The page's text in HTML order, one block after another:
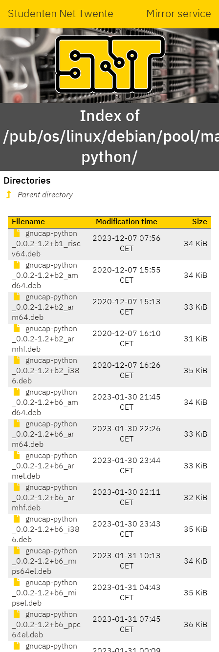
Studenten Net Twente Mirror service
Index of
/pub/os/linux/debian/pool/
python/
Directories
Parent directory
Filename Modification time
Size
gnucap-python
_0.0.2-1.2+b1_risc
v64.deb
2023-12-07 07:56
CET
34 KiB
gnucap-python
_0.0.2-1.2+b2_am
d64.deb
2020-12-07 15:55
CET
34 KiB
gnucap-python
_0.0.2-1.2+b2_ar
m64.deb
2020-12-07 15:13
CET
33 KiB
gnucap-python
_0.0.2-1.2+b2_ar
mhf.deb
2020-12-07 16:10
CET
31 KiB
gnucap-python
_0.0.2-1.2+b2_i38
6.deb
2020-12-07 16:26
CET
35 KiB
gnucap-python
_0.0.2-1.2+b6_am
d64.deb
2023-01-30 21:45
CET
34 KiB
gnucap-python
_0.0.2-1.2+b6_ar
m64.deb
2023-01-30 22:26
CET
33 KiB
gnucap-python
_0.0.2-1.2+b6_ar
mel.deb
2023-01-30 23:44
CET
33 KiB
gnucap-python
_0.0.2-1.2+b6_ar
mhf.deb
2023-01-30 22:11
CET
32 KiB
gnucap-python
_0.0.2-1.2+b6_i38
6.deb
2023-01-30 23:43
CET
35 KiB
gnucap-python
_0.0.2-1.2+b6_mi
ps64el.deb
2023-01-31 10:13
CET
34 KiB
gnucap-python
_0.0.2-1.2+b6_mi
psel.deb
2023-01-31 04:43
CET
35 KiB
gnucap-python
_0.0.2-1.2+b6_ppc
64el.deb
2023-01-31 07:45
CET
36 KiB
gnucap-python